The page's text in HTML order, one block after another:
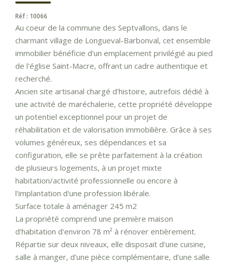
Réf : 10066
Au coeur de la commune des Septvallons, dans le
charmant village de Longueval-Barbonval, cet ensemble
immobilier bénéficie d'un emplacement privilégié au pied
de l'église Saint-Macre, offrant un cadre authentique et
recherché.
Ancien site artisanal chargé d'histoire, autrefois dédié à
une activité de maréchalerie, cette propriété développe
un potentiel exceptionnel pour un projet de
réhabilitation et de valorisation immobilière. Grâce à ses
volumes généreux, ses dépendances et sa
configuration, elle se prête parfaitement à la création
de plusieurs logements, à un projet mixte
habitation/activité professionnelle ou encore à
l'implantation d'une profession libérale.
Surface totale à aménager 245 m2
La propriété comprend une première maison
d'habitation d'environ 78 m² à rénover entièrement.
Répartie sur deux niveaux, elle disposait d'une cuisine,
salle à manger, d'une pièce complémentaire, d'une salle